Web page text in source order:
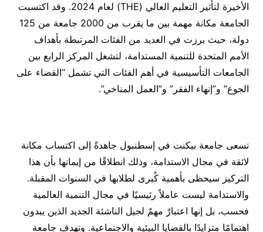
الأخيرة لتأثير التعليم العالي (THE) لعام 2024. وقد اكتسبت
الجامعة مكانة مهمة بين ما يقرب من 2000 جامعة من 125
دولة، حيث برزت في العديد من الفئات المرتبطة بأهداف
الأمم المتحدة للتنمية المستدامة، لتشغل المركز الرابع بين
الجامعات التأسيسية في أهم الفئات التي تشمل “القضاء على
الجوع” و”إنهاء الفقر” و”العمل المناخي”.
تسعى جامعة بيكنت في إسطنبول جاهدةً إلى اكتساب مكانة
لائقة في مجال الاستدامة، وذلك انطلاقًا من إيمانها بأن هذا
التركيز سيحظى بأهمية كُبرى لطلابها في السنوات المقبلة.
والاستدامة ليست عاملاً رئيسيًا في مجال التنمية العالمية
فحسب، بل إنها اعتبارٌ مهمٌ لجيل الناشئة الجديد الذين يبدون
اهتمامًا متزايدًا بالقضايا البيئية والاجتماعية. وتهدف جامعة